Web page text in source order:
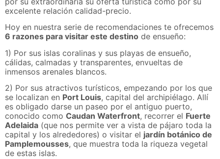
excelente relación calidad-precio.
Hoy en nuestra serie de recomendaciones te ofrecemos
6 razones para visitar este destino de ensueño:
1) Por sus islas coralinas y sus playas de ensueño,
cálidas, calmadas y transparentes, envueltas de
inmensos arenales blancos.
2) Por sus atractivos turísticos, empezando por los que
se localizan en Port Louis, capital del archipiélago. Allí
es obligado darse un paseo por el antiguo puerto,
conocido como Caudan Waterfront, recorrer el Fuerte
Adelaida (que nos permite ver a vista de pájaro toda la
capital y los alrededores) o visitar el jardín botánico de
Pamplemousses, que muestra toda la riqueza vegetal
de estas islas.